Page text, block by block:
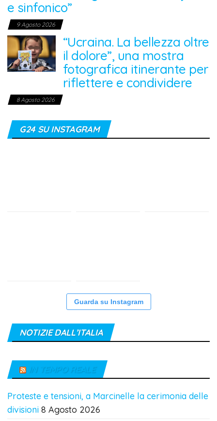
e sinfonico”
9 Agosto 2026
“Ucraina. La bellezza oltre
il dolore”, una mostra
fotografica itinerante per
riflettere e condividere
8 Agosto 2026
G24 SU INSTAGRAM
Guarda su Instagram
NOTIZIE DALL’ITALIA
IN TEMPO REALE
Proteste e tensioni, a Marcinelle la cerimonia delle
divisioni 8 Agosto 2026